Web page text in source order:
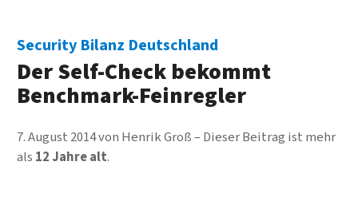
Security Bilanz Deutschland
Der Self-Check bekommt
Benchmark-Feinregler
7. August 2014von Henrik Groß
Dieser Beitrag ist mehr
als 12 Jahre alt.